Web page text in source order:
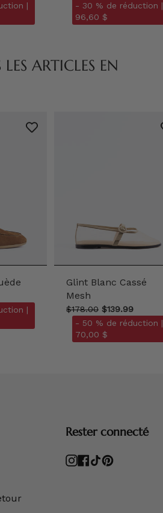
|
- 30 % de réduction |
96,60 $
ARTICLES EN
|
Glint Blanc Cassé
Mesh
$178.00 $139.99
- 50 % de réduction |
70,00 $
Rester connecté
Instagram
Facebook
TikTokPinterest